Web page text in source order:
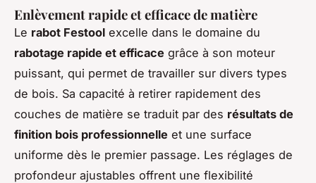
Enlèvement rapide et efficace de matière
Le rabot Festool excelle dans le domaine du
rabotage rapide et efficace grâce à son moteur
puissant, qui permet de travailler sur divers types
de bois. Sa capacité à retirer rapidement des
couches de matière se traduit par des résultats de
finition bois professionnelle et une surface
uniforme dès le premier passage. Les réglages de
profondeur ajustables offrent une flexibilité